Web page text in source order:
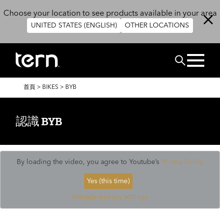
Choose your location to see products available in your area
UNITED STATES (ENGLISH) OTHER LOCATIONS
搜尋
導
首頁 > BIKES > BYB
認識 BYB
By loading the video, you agree to Youtube’s Privacy Policy
Yes (this time)
Manage privacy settings